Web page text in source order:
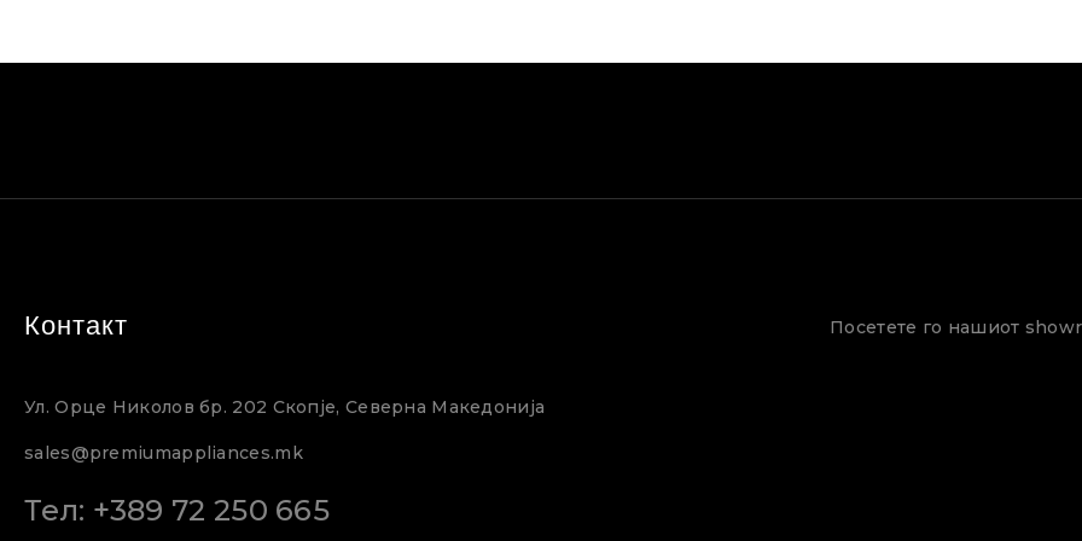
Контакт
Ул. Орце Николов бр. 202 Скопје, Северна Македонија
sales@premiumappliances.mk
Тел: +389 72 250 665
Посетете го нашиот